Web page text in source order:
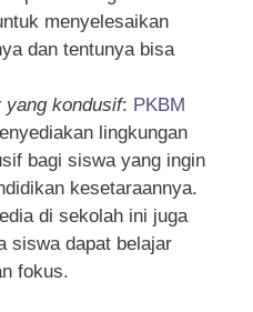
menyelesaikan
dan tentunya bisa
yang kondusif: PKBM
lingkungan
bagi siswa yang ingin
kesetaraannya.
di sekolah ini juga
siswa dapat belajar
fokus.